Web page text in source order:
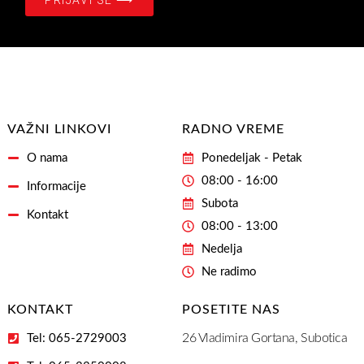
Email
VAŽNI LINKOVI
O nama
Informacije
Kontakt
RADNO VREME
Ponedeljak - Petak
08:00 - 16:00
Subota
08:00 - 13:00
Nedelja
Ne radimo
KONTAKT
Tel: 065-2729003
POSETITE NAS
26 Vladimira Gortana, Subotica